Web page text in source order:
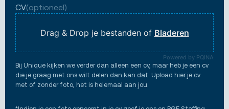
CV(optioneel)
Powered by PQINA
Drag & Drop je bestanden of Bladeren
Bij Unique kijken we verder dan alleen een cv, maar heb je een cv
die je graag met ons wilt delen dan kan dat. Upload hier je cv
met of zonder foto, het is helemaal aan jou.